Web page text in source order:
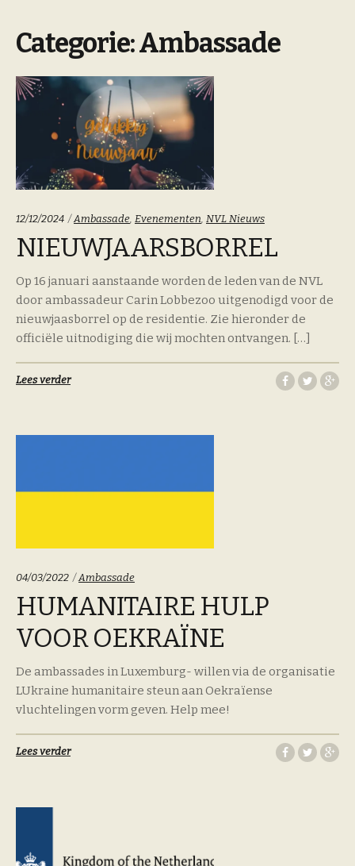
Categorie:Ambassade
12/12/2024 Categoriën:
Ambassade Evenementen NVL Nieuws
NIEUWJAARSBORREL
Op 16 januari aanstaande worden de leden van de NVL
door ambassadeur Carin Lobbezoo uitgenodigd voor de
nieuwjaasborrel op de residentie. Zie hieronder de
officiële uitnodiging die wij mochten ontvangen. […]
Lees verder
04/03/2022 Categoriën:
Ambassade
HUMANITAIRE HULP
VOOR OEKRAÏNE
De ambassades in Luxemburg- willen via de organisatie
LUkraine humanitaire steun aan Oekraïense
vluchtelingen vorm geven. Help mee!
Lees verder